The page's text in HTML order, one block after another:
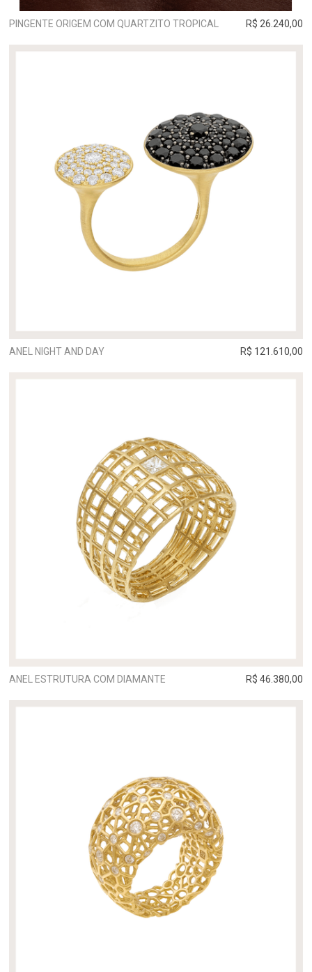
PINGENTE ORIGEM COM QUARTZITO TROPICAL R$ 26.240,00
ANEL NIGHT AND DAY R$ 121.610,00
ANEL ESTRUTURA COM DIAMANTE R$ 46.380,00